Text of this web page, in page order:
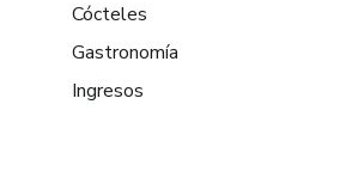
Cócteles
Gastronomía
Ingresos